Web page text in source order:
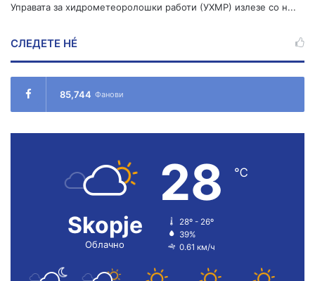
Управата за хидрометеоролошки работи (УХМР) излезе со н...
СЛЕДЕТЕ НÉ
85,744 Фанови
Skopje
Облачно
28 ℃
28º - 26º
39%
0.61 км/ч